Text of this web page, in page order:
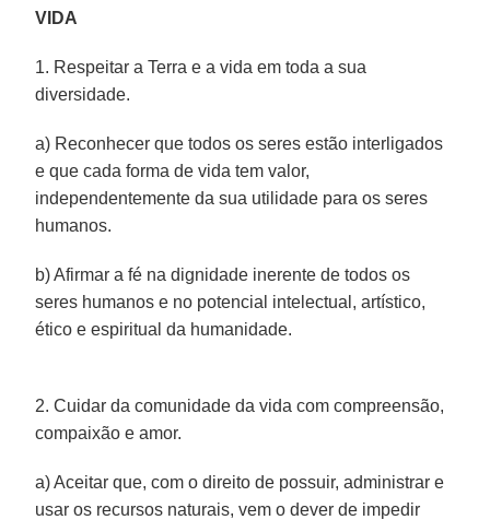
VIDA
1. Respeitar a Terra e a vida em toda a sua
diversidade.
a) Reconhecer que todos os seres estão interligados
e que cada forma de vida tem valor,
independentemente da sua utilidade para os seres
humanos.
b) Afirmar a fé na dignidade inerente de todos os
seres humanos e no potencial intelectual, artístico,
ético e espiritual da humanidade.
2. Cuidar da comunidade da vida com compreensão,
compaixão e amor.
a) Aceitar que, com o direito de possuir, administrar e
usar os recursos naturais, vem o dever de impedir